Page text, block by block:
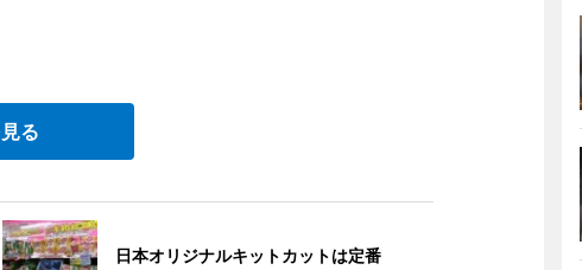
る
日本オリジナルキットカットは定番